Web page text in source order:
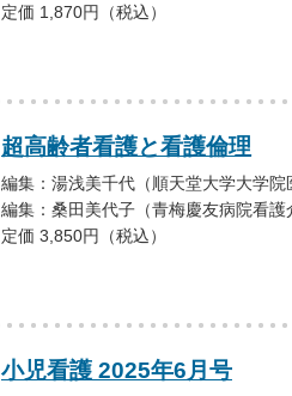
定価 1,870円（税込）
超高齢者看護と看護倫理
編集：湯浅美千代（順天堂大学大学
編集：桑田美代子（青梅慶友病院看護
定価 3,850円（税込）
小児看護 2025年6月号